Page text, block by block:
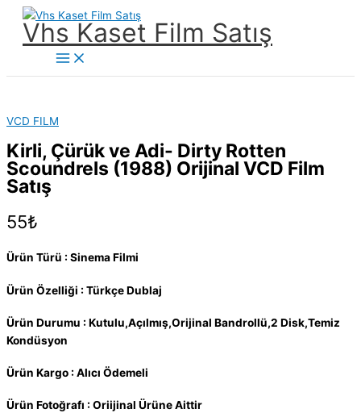
İçeriğe
Vhs Kaset Film Satış
Main
Menu
VCD FILM
Kirli, Çürük ve Adi- Dirty Rotten
Scoundrels (1988) Orijinal VCD Film
Satış
55₺
Ürün Türü : Sinema Filmi
Ürün Özelliği : Türkçe Dublaj
Ürün Durumu : Kutulu,Açılmış,Orijinal Bandrollü,2 Disk,Temiz
Kondüsyon
Ürün Kargo : Alıcı Ödemeli
Ürün Fotoğrafı : Oriijinal Ürüne Aittir